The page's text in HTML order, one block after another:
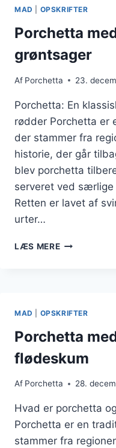
MAD OPSKRIFTER
Porchetta
grøntsager
Af Porchetta 23.
Porchetta: En
rødder Porchetta er
der stammer fra
historie, der går
blev porchetta
serveret ved særlige
Retten er lavet af
urter…
LÆS MEREPORCHETTA
MAD OPSKRIFTER
Porchetta
flødeskum
Af Porchetta 28.
Hvad er porchetta
Porchetta er en
stammer fra